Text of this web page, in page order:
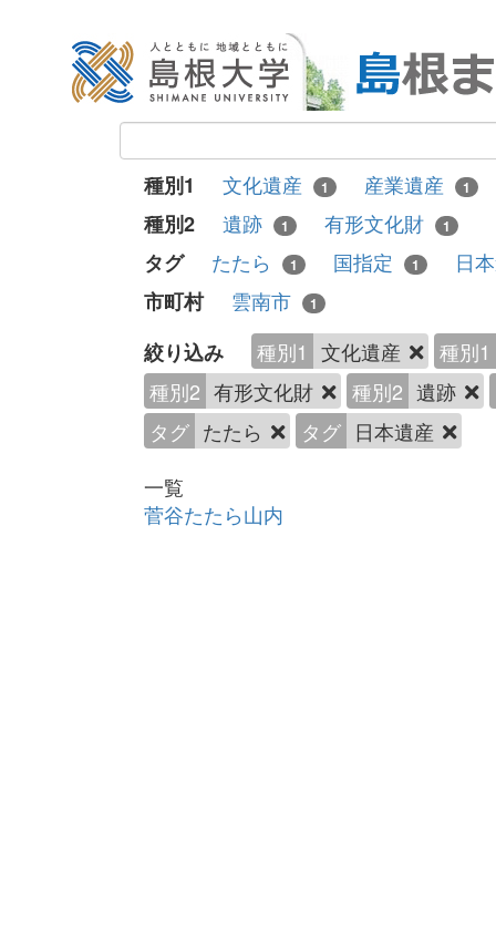
種別1 文化遺産 1 産業遺産 1
種別2 遺跡 1 有形文化財 1
タグ たたら 1 国指定 1
日
市町村
雲南市 1
絞り込み 種別1 文化遺産
種別1
種別2 有形文化財 種別2 遺跡
タグ たたら タグ 日本遺産
一覧
菅谷たたら山内